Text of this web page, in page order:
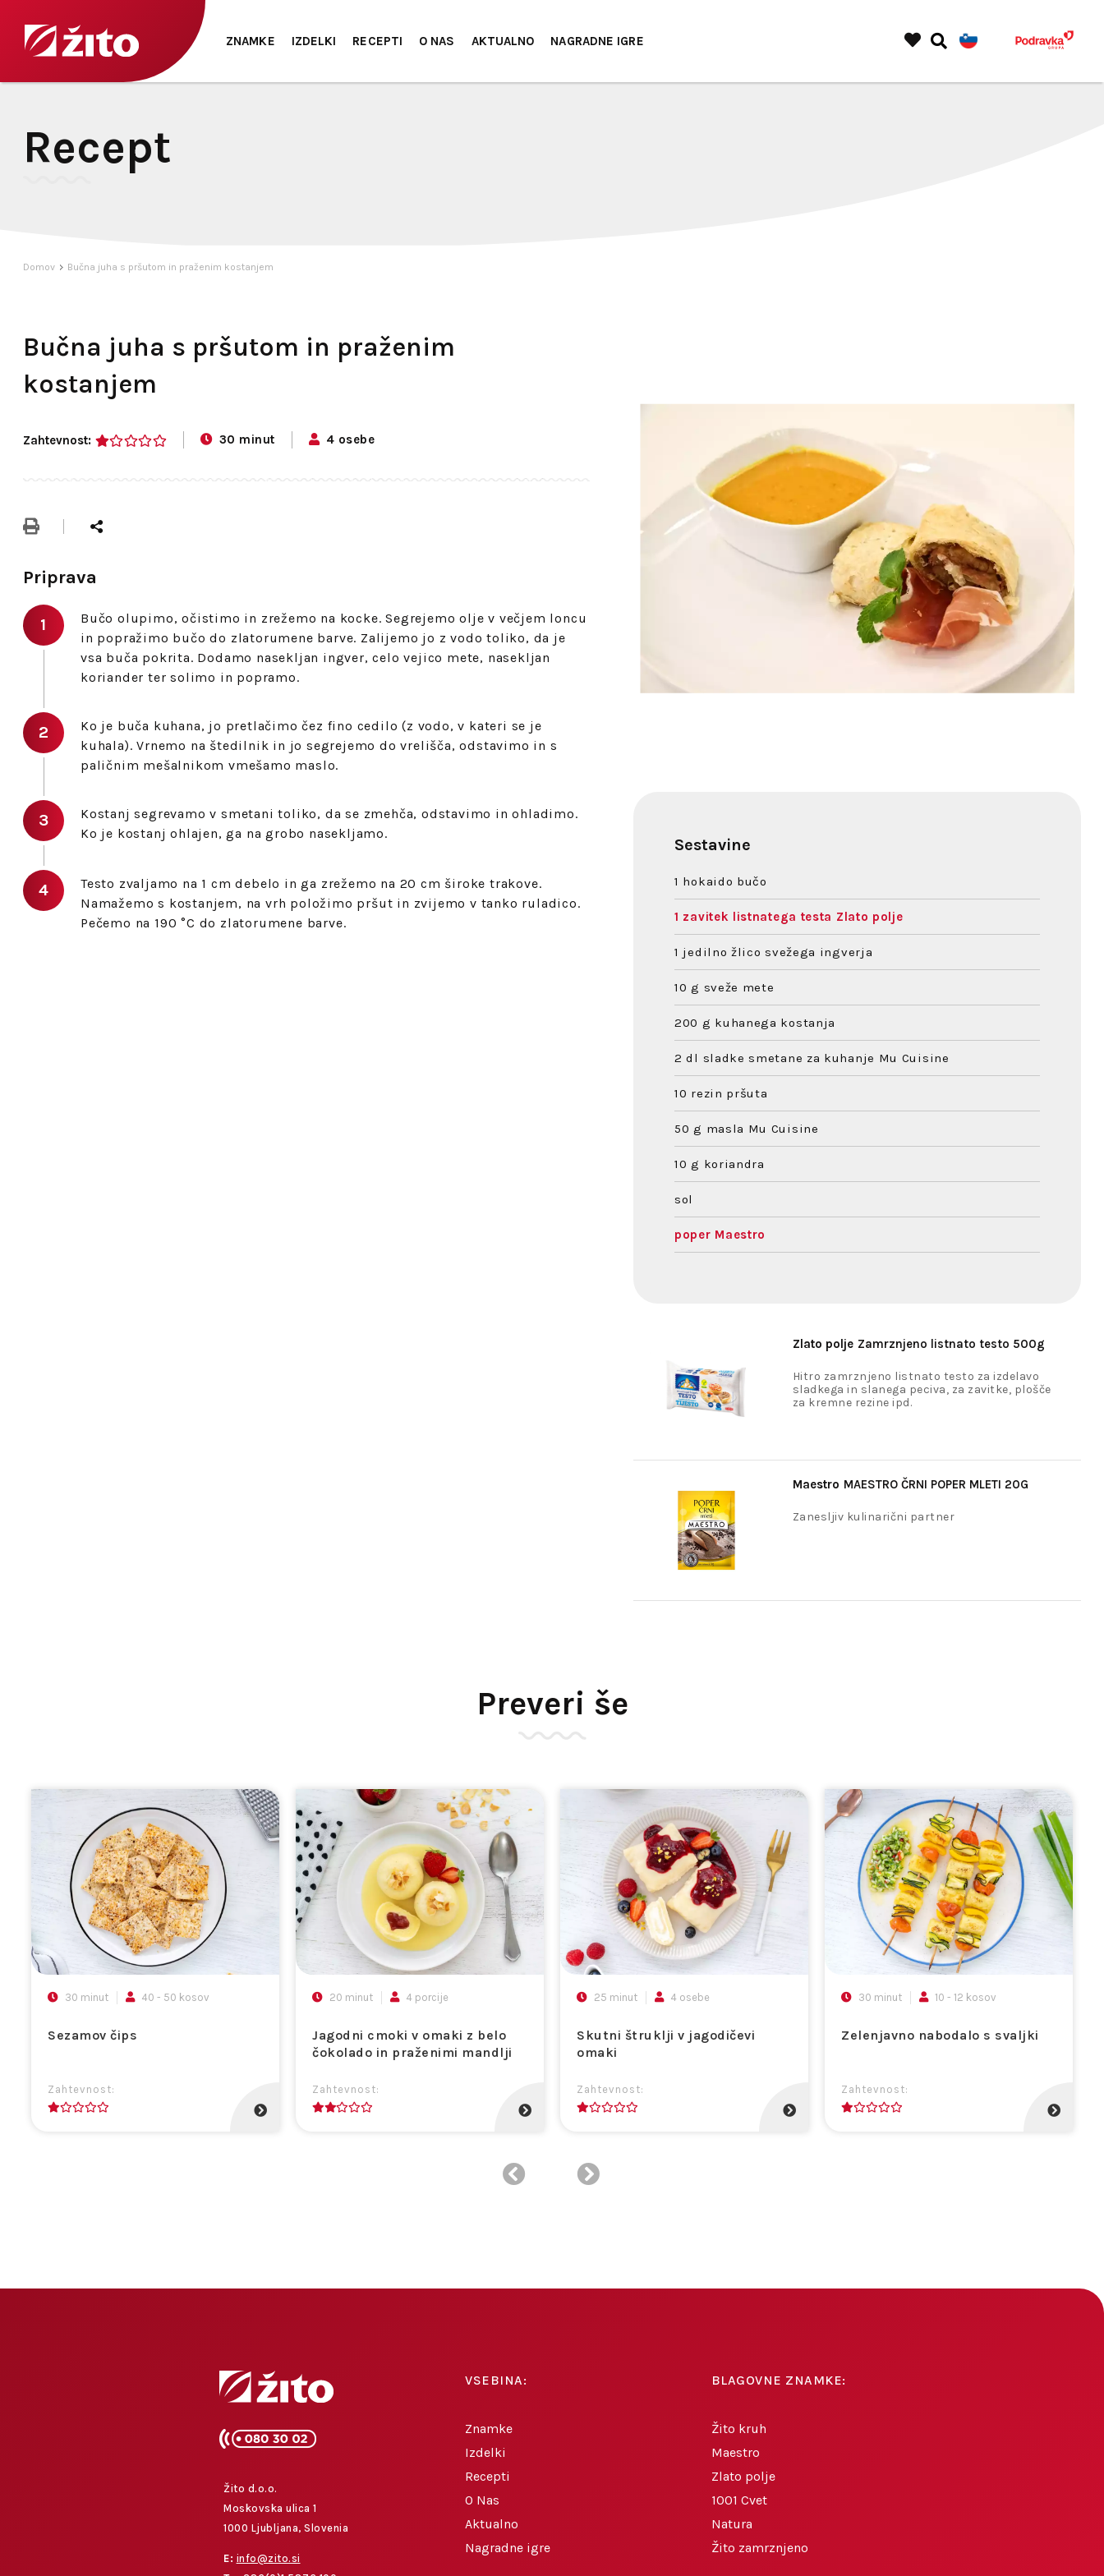
ZNAMKE IZDELKI RECEPTI O NAS AKTUALNO NAGRADNE IGRE
Recept
Domov Bučna juha s pršutom in praženim kostanjem
Bučna juha s pršutom in praženim
kostanjem
Zahtevnost:
30 minut 4 osebe
Priprava
Bučo olupimo, očistimo in zrežemo na kocke. Segrejemo olje v večjem loncu
in popražimo bučo do zlatorumene barve. Zalijemo jo z vodo toliko, da je
vsa buča pokrita. Dodamo nasekljan ingver, celo vejico mete, nasekljan
koriander ter solimo in popramo.
Ko je buča kuhana, jo pretlačimo čez fino cedilo (z vodo, v kateri se je
kuhala). Vrnemo na štedilnik in jo segrejemo do vrelišča, odstavimo in s
paličnim mešalnikom vmešamo maslo.
Kostanj segrevamo v smetani toliko, da se zmehča, odstavimo in ohladimo.
Ko je kostanj ohlajen, ga na grobo nasekljamo.
Testo zvaljamo na 1 cm debelo in ga zrežemo na 20 cm široke trakove.
Namažemo s kostanjem, na vrh položimo pršut in zvijemo v tanko ruladico.
Pečemo na 190 °C do zlatorumene barve.
Sestavine
1 hokaido bučo
1 zavitek listnatega testa Zlato polje
1 jedilno žlico svežega ingverja
10 g sveže mete
200 g kuhanega kostanja
2 dl sladke smetane za kuhanje Mu Cuisine
10 rezin pršuta
50 g masla Mu Cuisine
10 g koriandra
sol
poper Maestro
Zlato polje Zamrznjeno listnato testo 500g
Hitro zamrznjeno listnato testo za izdelavo
sladkega in slanega peciva, za zavitke, plošče
za kremne rezine ipd.
Maestro MAESTRO ČRNI POPER MLETI 20G
Zanesljiv kulinarični partner
Preveri še
Sezamov čips
Zahtevnost:
30 minut 40 - 50 kosov
Jagodni cmoki v omaki z belo
čokolado in praženimi mandlji
Zahtevnost:
20 minut 4 porcije
Skutni štruklji v jagodičevi
omaki
Zahtevnost:
25 minut 4 osebe
Zelenjavno nabodalo s svaljki
Zahtevnost:
30 minut 10 - 12 kosov
Žito d.o.o.
Moskovska ulica 1
1000 Ljubljana, Slovenia
E: info@zito.si
VSEBINA:
Znamke
Izdelki
Recepti
O Nas
Aktualno
Nagradne igre
BLAGOVNE ZNAMKE:
Žito kruh
Maestro
Zlato polje
1001 Cvet
Natura
Žito zamrznjeno